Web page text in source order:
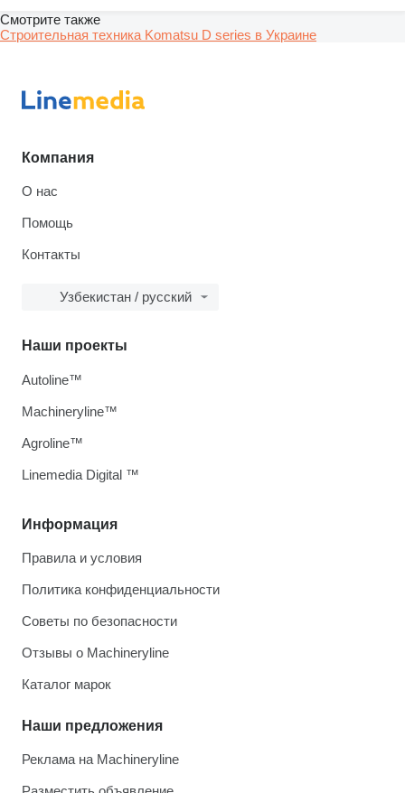
Смотрите также
Строительная техника Komatsu D series в Украине
Компания
О нас
Помощь
Контакты
Узбекистан / русский
Информация
Правила и условия
Политика конфиденциальности
Советы по безопасности
Отзывы о Machineryline
Каталог марок
Наши предложения
Реклама на Machineryline
Наши проекты
Autoline™
Machineryline™
Agroline™
Linemedia Digital ™